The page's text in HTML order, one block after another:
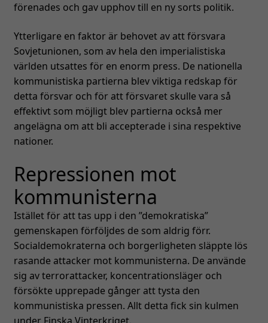
förenades och gav upphov till en ny sorts politik.
Ytterligare en faktor är behovet av att försvara
Sovjetunionen, som av hela den imperialistiska
världen utsattes för en enorm press. De nationella
kommunistiska partierna blev viktiga redskap för
detta försvar och för att försvaret skulle vara så
effektivt som möjligt blev partierna också mer
angelägna om att bli accepterade i sina respektive
nationer.
Repressionen mot
kommunisterna
Istället för att tas upp i den ”demokratiska”
gemenskapen förföljdes de som aldrig förr.
Socialdemokraterna och borgerligheten släppte lös
rasande attacker mot kommunisterna. De använde
sig av terrorattacker, koncentrationsläger och
försökte upprepade gånger att tysta den
kommunistiska pressen. Allt detta fick sin kulmen
under Finska Vinterkriget.